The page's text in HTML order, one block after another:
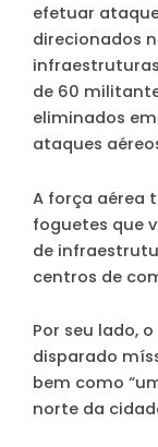
efetuar
direcionados
de 60
eliminados
ataques
A força aérea
foguetes que
de
centros de
Por seu lado,
disparado
bem como
norte da